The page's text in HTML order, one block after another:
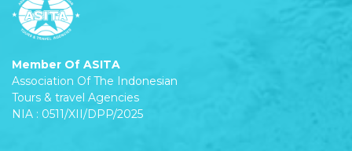
Member Of ASITA
Association Of The Indonesian
Tours & travel Agencies
NIA : 0511/XII/DPP/2025